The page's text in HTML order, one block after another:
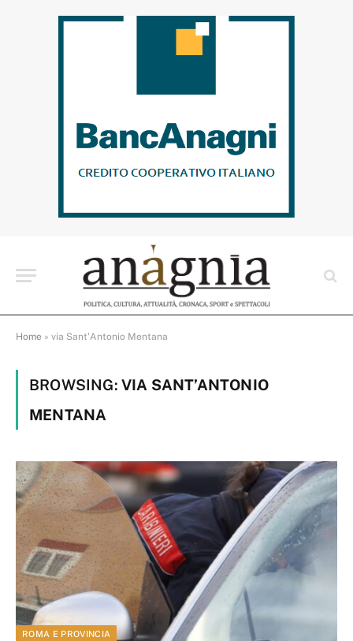
Home » via Sant'Antonio Mentana
BROWSING: VIA SANT’ANTONIO
MENTANA
ROMA E PROVINCIA